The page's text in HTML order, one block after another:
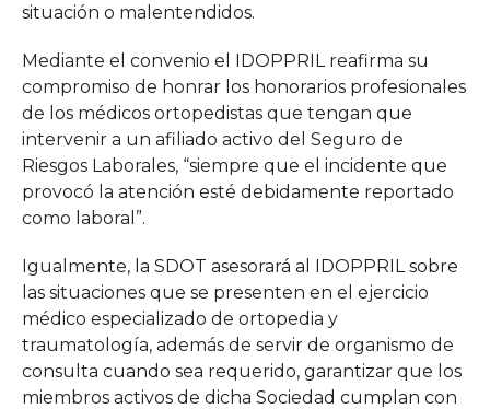
situación o malentendidos.
Mediante el convenio el IDOPPRIL reafirma su
compromiso de honrar los honorarios profesionales
de los médicos ortopedistas que tengan que
intervenir a un afiliado activo del Seguro de
Riesgos Laborales, “siempre que el incidente que
provocó la atención esté debidamente reportado
como laboral”.
Igualmente, la SDOT asesorará al IDOPPRIL sobre
las situaciones que se presenten en el ejercicio
médico especializado de ortopedia y
traumatología, además de servir de organismo de
consulta cuando sea requerido, garantizar que los
miembros activos de dicha Sociedad cumplan con